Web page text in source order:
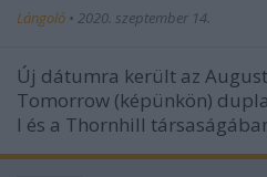
Lángoló • 2020. szeptember 14.
Új dátumra került az
Tomorrow (képünkön)
I és a Thornhill